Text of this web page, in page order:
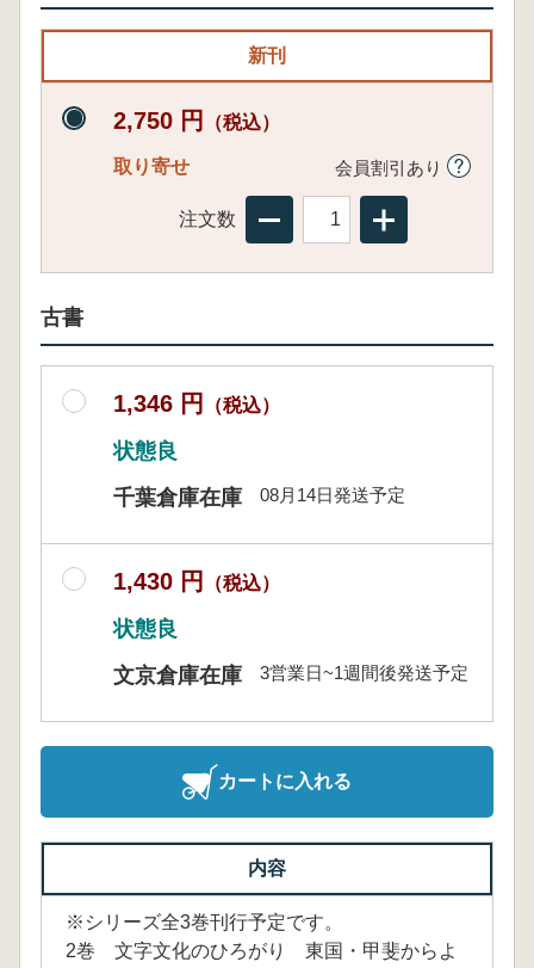
新刊
2,750 円 （税込）
取り寄せ 会員割引あり
注文数
古書
1,346 円 （税込）
状態良
千葉倉庫在庫
08月14日発送予定
1,430 円 （税込）
状態良
文京倉庫在庫
3営業日~1週間後発送予定
カートに入れる
内容
※シリーズ全3巻刊行予定です。
2巻 文字文化のひろがり 東国・甲斐からよ